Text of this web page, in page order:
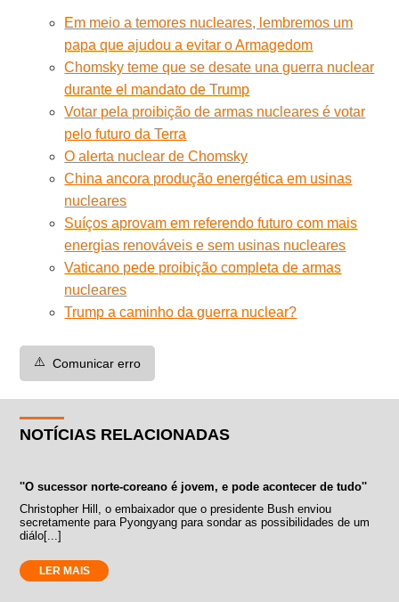
Em meio a temores nucleares, lembremos um
papa que ajudou a evitar o Armagedom
Chomsky teme que se desate una guerra nuclear
durante el mandato de Trump
Votar pela proibição de armas nucleares é votar
pelo futuro da Terra
O alerta nuclear de Chomsky
China ancora produção energética em usinas
nucleares
Suíços aprovam em referendo futuro com mais
energias renováveis e sem usinas nucleares
Vaticano pede proibição completa de armas
nucleares
Trump a caminho da guerra nuclear?
⚠️ Comunicar erro
NOTÍCIAS RELACIONADAS
''O sucessor norte-coreano é jovem, e pode acontecer de tudo''
Christopher Hill, o embaixador que o presidente Bush enviou
secretamente para Pyongyang para sondar as possibilidades de um
diálo[...]
LER MAIS